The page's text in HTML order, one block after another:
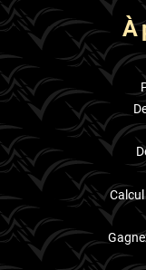
À